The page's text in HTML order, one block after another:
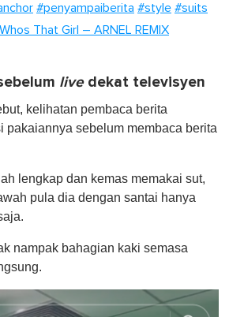
#penyampaiberita #style #suits
That Girl – ARNEL REMIX
livedekat televisyen
kelihatan pembaca berita
pakaiannya sebelum membaca berita
lengkap dan kemas memakai sut,
pula dia dengan santai hanya
nampak bahagian kaki semasa